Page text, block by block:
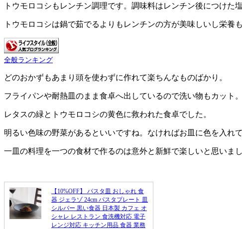
トウモロコシもレンチン調理です。調味料はレンチン後につけた塩
トウモロコシは鍋で茹でるよりもレンチンの方が美味しいし栄養
全般ランキング
どのおかずもあまり頭を使わずに作れて楽ちんなものばかり。
フライパンや耐熱皿のまま食卓へ出しているので洗い物もカット。
レタスの緑とトウモロコシの黄色に救われた食卓でした。
明るい色味の野菜があるといいですね。なければお皿に色を入れて
一皿の料理を一つの食材で作るのは意外と新鮮で楽しいと思いまし
【10%OFF】 パスタ皿 おしゃれ 食
器 ジェラゾ 24cm パスタプレート 皿
シルバー 黒い食器 日本製 カフェ オ
シャレ レストラン 食洗機対応 電子
レンジ対応 キッチン用品 食器 業務